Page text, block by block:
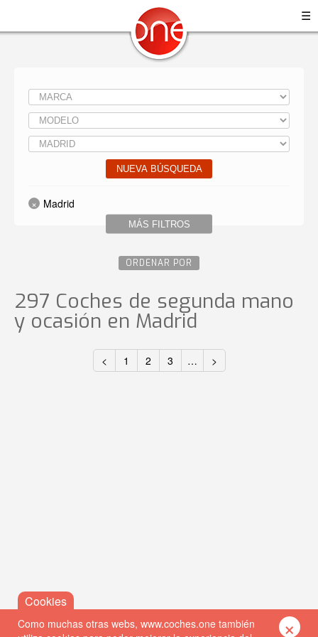
☰
NUEVA BÚSQUEDA
MÁS FILTROS
Madrid
ORDENAR POR
297 Coches de segunda mano
y ocasión en Madrid
< 1 2 3 … >
Como muchas otras webs, www.coches.one también
×